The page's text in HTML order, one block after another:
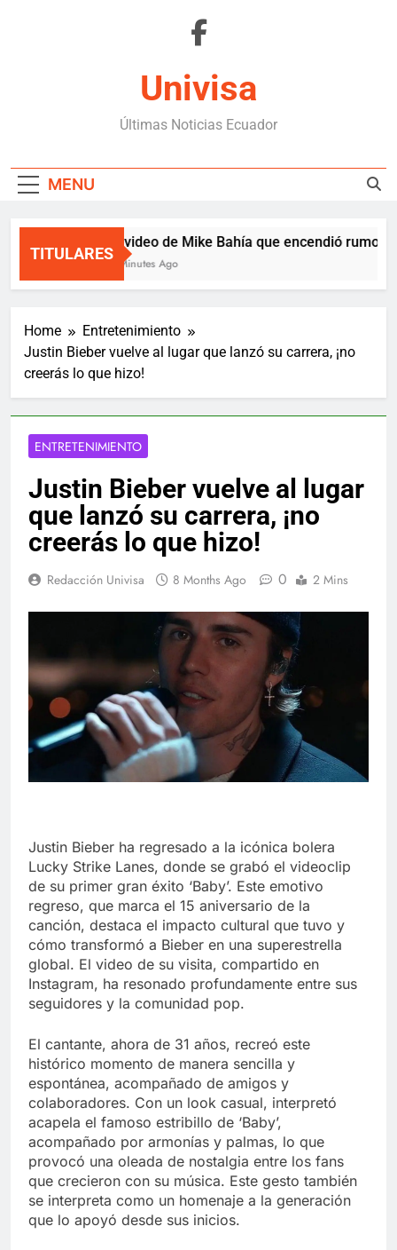
Univisa
Últimas Noticias Ecuador
MENU
TITULARES
El video de Mike Bahía que encendió
5 Minutes Ago
Home
Entretenimiento
Justin Bieber vuelve al lugar que lanzó su carrera, ¡no
creerás lo que hizo!
ENTRETENIMIENTO
Justin Bieber vuelve al lugar
que lanzó su carrera, ¡no
creerás lo que hizo!
Redacción Univisa 8 Months Ago 0 2 Mins
Justin Bieber ha regresado a la icónica bolera
Lucky Strike Lanes, donde se grabó el videoclip
de su primer gran éxito ‘Baby’. Este emotivo
regreso, que marca el 15 aniversario de la
canción, destaca el impacto cultural que tuvo y
cómo transformó a Bieber en una superestrella
global. El video de su visita, compartido en
Instagram, ha resonado profundamente entre sus
seguidores y la comunidad pop.
El cantante, ahora de 31 años, recreó este
histórico momento de manera sencilla y
espontánea, acompañado de amigos y
colaboradores. Con un look casual, interpretó
acapela el famoso estribillo de ‘Baby’,
acompañado por armonías y palmas, lo que
provocó una oleada de nostalgia entre los fans
que crecieron con su música. Este gesto también
se interpreta como un homenaje a la generación
que lo apoyó desde sus inicios.